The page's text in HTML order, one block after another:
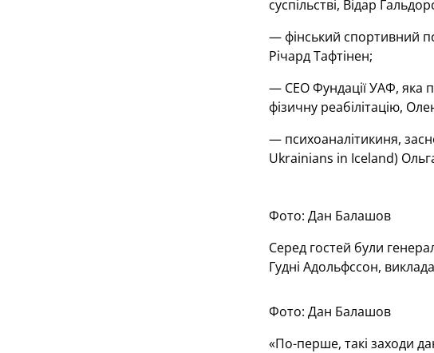
суспільстві, Відар
— фінський спортивний
Річард Тафтінен;
— CEO Фундації УАФ, яка
фізичну реабілітацію,
— психоаналітикиня,
Ukrainians in Iceland)
Фото: Дан Балашов
Серед гостей були
Гудні Адольфссон,
Фото: Дан Балашов
«По-перше, такі заходи